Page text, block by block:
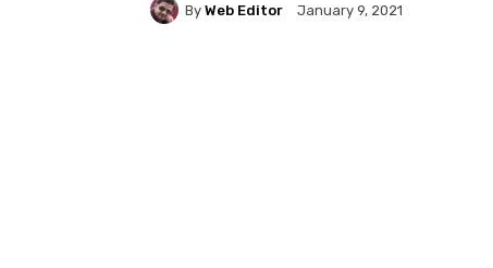
By Web Editor January 9, 2021